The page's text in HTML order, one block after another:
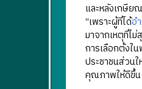
และหลังเกษีย
“เพราะผู้ที่ได้อ
มาจากเหตุที่ไ
การเลือกตั้งใ
ประชาชนส่วน
คุณภาพให้ดีขึ้